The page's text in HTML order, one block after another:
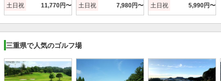
土日祝
11,770円〜
土日祝
7,980円〜
土日祝
5,990円〜
三重県で人気のゴルフ場